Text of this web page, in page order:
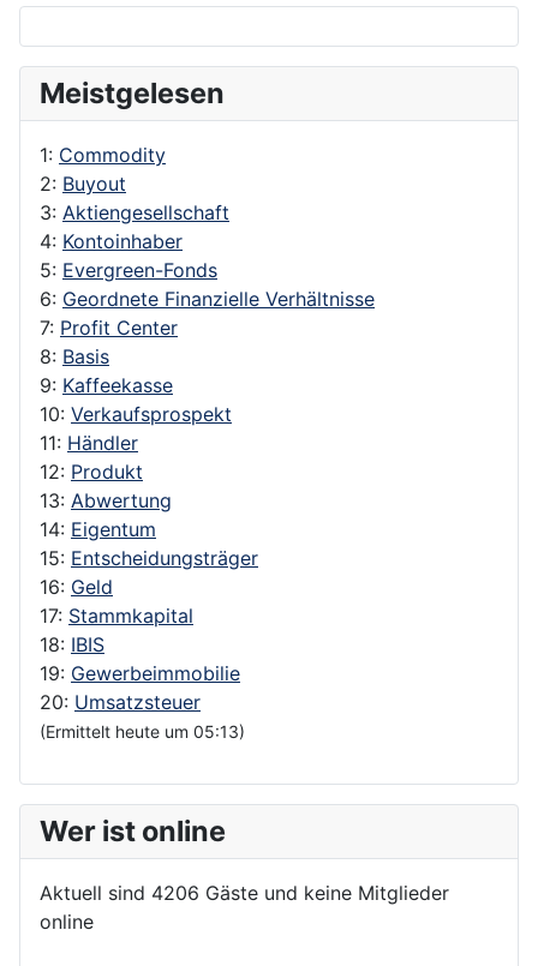
Meistgelesen
1: Commodity
2: Buyout
3: Aktiengesellschaft
4: Kontoinhaber
5: Evergreen-Fonds
6: Geordnete Finanzielle Verhältnisse
7: Profit Center
8: Basis
9: Kaffeekasse
10: Verkaufsprospekt
11: Händler
12: Produkt
13: Abwertung
14: Eigentum
15: Entscheidungsträger
16: Geld
17: Stammkapital
18: IBIS
19: Gewerbeimmobilie
20: Umsatzsteuer
(Ermittelt heute um 05:13)
Wer ist online
Aktuell sind 4206 Gäste und keine Mitglieder
online